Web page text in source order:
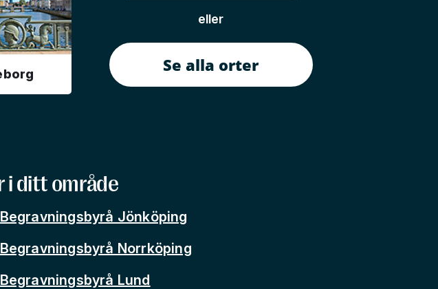
eller
Se alla orter
i ditt område
Begravningsbyrå Jönköping
Begravningsbyrå Norrköping
Begravningsbyrå Lund